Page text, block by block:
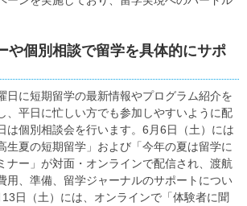
や個別相談で留学を具体的にサポ
日に短期留学の最新情報やプログラム紹介を
、平日に忙しい方でも参加しやすいように配
は個別相談会を行います。6月6日（土）には
生夏の短期留学」および「今年の夏は留学に
ナー」が対面・オンラインで配信され、渡航
用、準備、留学ジャーナルのサポートについ
日（土）には、オンラインで「体験者に聞